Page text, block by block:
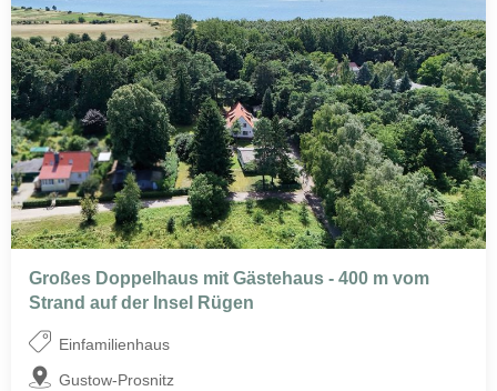
Großes Doppelhaus mit Gästehaus - 400 m vom
Strand auf der Insel Rügen
Einfamilienhaus
Gustow-Prosnitz